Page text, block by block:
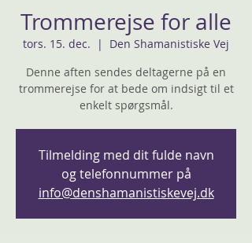
Trommerejse for alle
tors. 15. dec.
  |
Den Shamanistiske Vej
Denne aften sendes deltagerne på en
trommerejse for at bede om indsigt til et
enkelt spørgsmål.
Tilmelding med dit fulde navn
og telefonnummer på
info@denshamanistiskevej.dk